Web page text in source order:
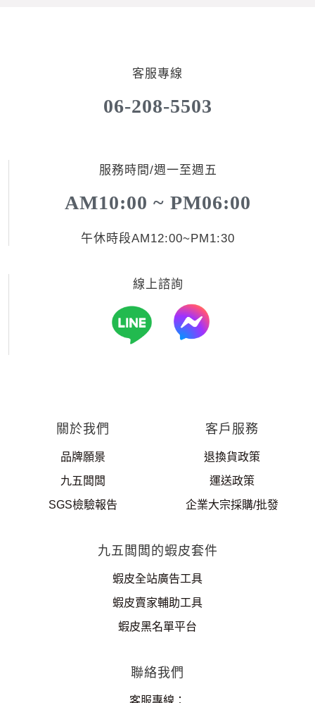
客服專線
06-208-5503
服務時間/週一至週五
AM10:00 ~ PM06:00
午休時段AM12:00~PM1:30
線上諮詢
關於我們
品牌願景
九五闆闆
SGS檢驗報告
客戶服務
退換貨政策
運送政策
企業大宗採購/批發
九五闆闆的蝦皮套件
蝦皮全站廣告工具
蝦皮賣家輔助工具
蝦皮黑名單平台
聯絡我們
客服專線：